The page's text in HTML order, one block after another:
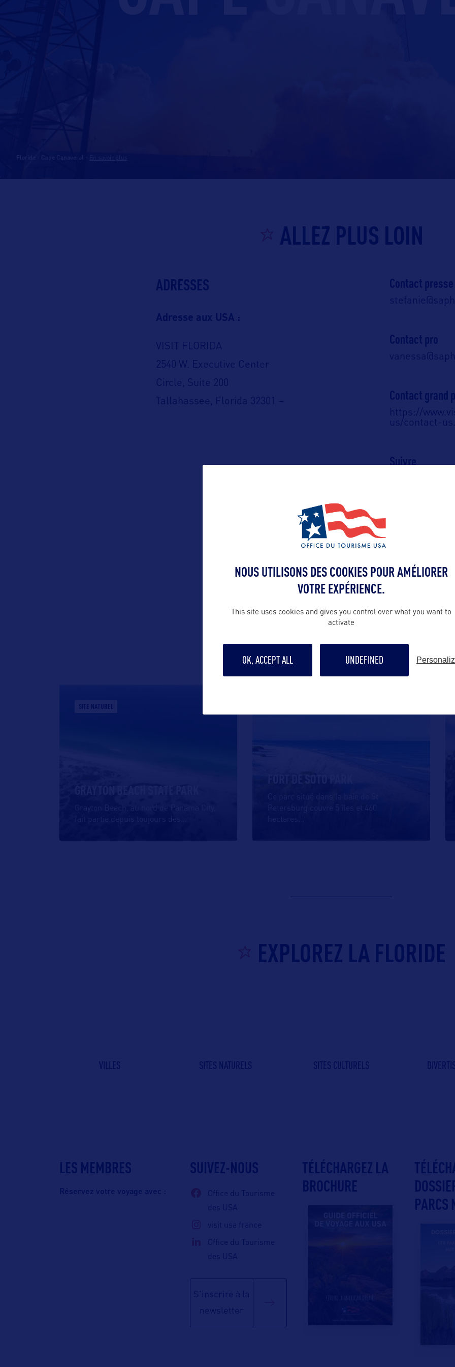
Floride - Cape Canaveral
ALLEZ PLUS LOIN
ADRESSES
Adresse aux USA :
VISIT FLORIDA
2540 W. Executive Center
Circle, Suite 200
Tallahassee, Florida 32301 –
Contact presse
Contact pro
Contact grand
https://
us/contact-
Suivre
VOIR LE SITE
DANS LA MÊME CATEGORIE
SITE NATUREL
hectares
EXPLOREZ LA FLORIDE
VILLES SITES NATURELS SITES CULTURELS
LES MEMBRES
Réservez votre voyage avec :
SUIVEZ-NOUS
Office du Tourisme
des USA
visit usa france
Office du Tourisme
des USA
S'inscrire à la
newsletter
TÉLÉCHARGEZ LA
BROCHURE
PARCS
NOUS UTILISONS DES COOKIES POUR AMÉLIORER
VOTRE EXPÉRIENCE.
This site uses cookies and gives you control over what you want to
activate
OK, ACCEPT ALL UNDEFINED